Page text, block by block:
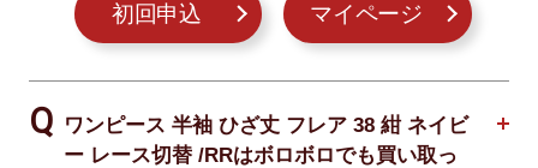
初回申込 マイページ
ワンピース 半袖 ひざ丈 フレア 38 紺 ネイビ
ー レース切替 /RRはボロボロでも買い取っ